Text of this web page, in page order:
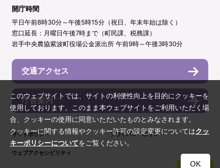
開庁時間
平日午前8時30分～午後5時15分（祝日、年末年始は除く）
窓口延長：月曜日午後7時まで（町民課、税務課）
岩手中央農協紫波町役場公金派出所 午前9時～午後3時30分
交通アクセス
庁舎案内
サイトポリシー プライバシーポリシー
ウェブアクセシビリティ
このウェブサイトでは、サイトの利便性向上を目的にクッキーを
使用しております。このまま本ウェブサイトをご利用いただく場
合、クッキーの使用に同意いただいたものとみなされます。
クッキーに関する情報やクッキー許可の設定変更についてはクッ
キーポリシーについてをご覧ください。
OK